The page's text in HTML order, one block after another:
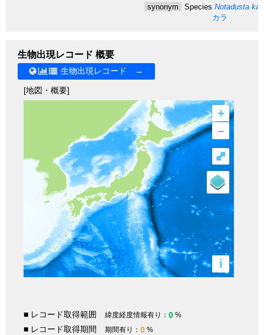
synonym
Species Notadusta
カラ
生物出現レコード 概要
生物出現レコード →
[地図・概要]
+
–
i
⤢
■ レコード取得範囲 緯度経度情報有り： 0 %
■ レコード取得期間 期間有り： 0 %